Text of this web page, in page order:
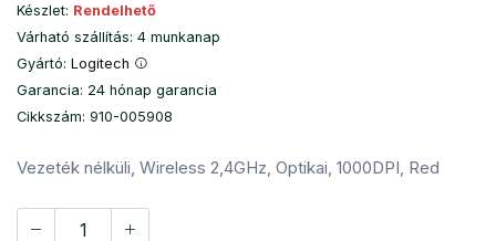
Készlet: Rendelhető
Várható szállítás: 4 munkanap
Gyártó: Logitech
Garancia: 24 hónap garancia
Cikkszám: 910-005908
Vezeték nélküli, Wireless 2,4GHz, Optikai, 1000DPI, Red